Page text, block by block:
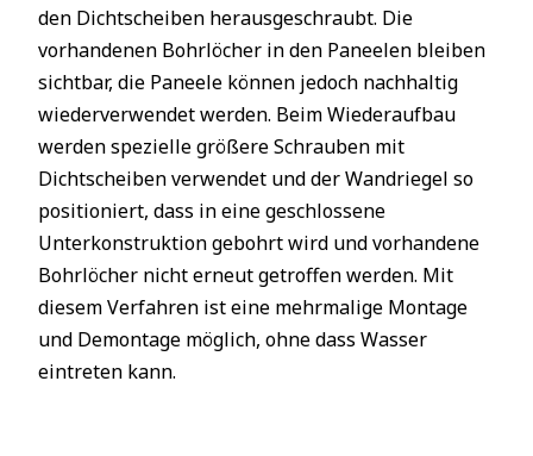
den Dichtscheiben herausgeschraubt. Die
vorhandenen Bohrlöcher in den Paneelen bleiben
sichtbar, die Paneele können jedoch nachhaltig
wiederverwendet werden. Beim Wiederaufbau
werden spezielle größere Schrauben mit
Dichtscheiben verwendet und der Wandriegel so
positioniert, dass in eine geschlossene
Unterkonstruktion gebohrt wird und vorhandene
Bohrlöcher nicht erneut getroffen werden. Mit
diesem Verfahren ist eine mehrmalige Montage
und Demontage möglich, ohne dass Wasser
eintreten kann.